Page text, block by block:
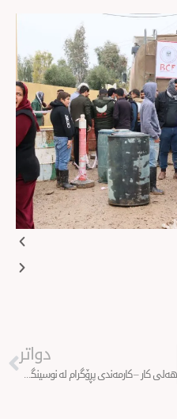
هەلی کار – کارمەندی پڕۆگرام لە نوسینگەی دهۆک